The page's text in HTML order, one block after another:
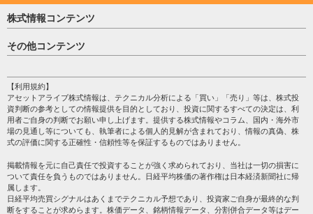
株式情報コンテンツ
日経平均
売買シグナル
株テーマ情報
海外市況
投資カレンダー
格付け情報
その他コンテンツ
個人情報保護方針
プライバシーポリシー
会社案内
サイトマップ
過去データ
【利用規約】
アセットアライブ株式情報は、テクニカル分析による「買い」「売り」等は、株式投
資判断の参考としての情報提供を目的としており、投資に関するすべての決定は、利
用者ご自身の判断でお願い申し上げます。提供する株式情報やコラム、国内・海外市
場の見通し等についても、執筆者による個人的見解が含まれており、情報の真偽、株
式の評価に関する正確性・信頼性等を保証するものではありません。
掲載情報を元に自己責任で投資することが強く求められており、当社は一切の損害に
ついて責任を負うものではありません。日経平均株価の著作権は日本経済新聞社に帰
属します。
日経平均売買シグナルはあくまでテクニカル予想であり、投資家ご自身が最終的な判
断をすることが求めらます。株価データ、銘柄情報データ、分割併合データ等はデー